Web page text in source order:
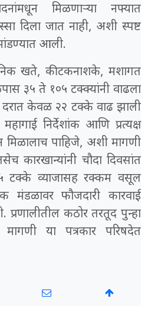
मिळणाऱ्या नफ्यात
दिला जात नाही, अशी स्पष्ट
आली.
खते, कीटकनाशके, मशागत
३५ ते १०५ टक्क्यांनी वाढला
केवळ २२ टक्के वाढ झाली
निर्देशांक आणि प्रत्यक्ष
मिळालाच पाहिजे, अशी मागणी
कारखान्यांनी चौदा दिवसांत
टक्के व्याजासह रक्कम वसूल
फौजदारी कारवाई
प्रणालीतील कठोर तरतूद पुन्हा
या पत्रकार परिषदेत